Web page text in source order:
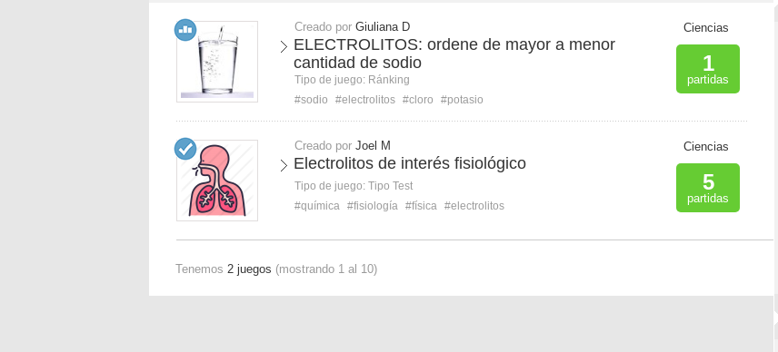
Creado por Giuliana D
ELECTROLITOS: ordene de mayor a menor
cantidad de sodio
Tipo de juego: Ránking
#sodio
#electrolitos #cloro #potasio
Ciencias
1
partidas
Creado por Joel M
Electrolitos de interés fisiológico
Tipo de juego: Tipo Test
#química #fisiología #física #electrolitos
Ciencias
5
partidas
Tenemos 2 juegos (mostrando 1 al 10)